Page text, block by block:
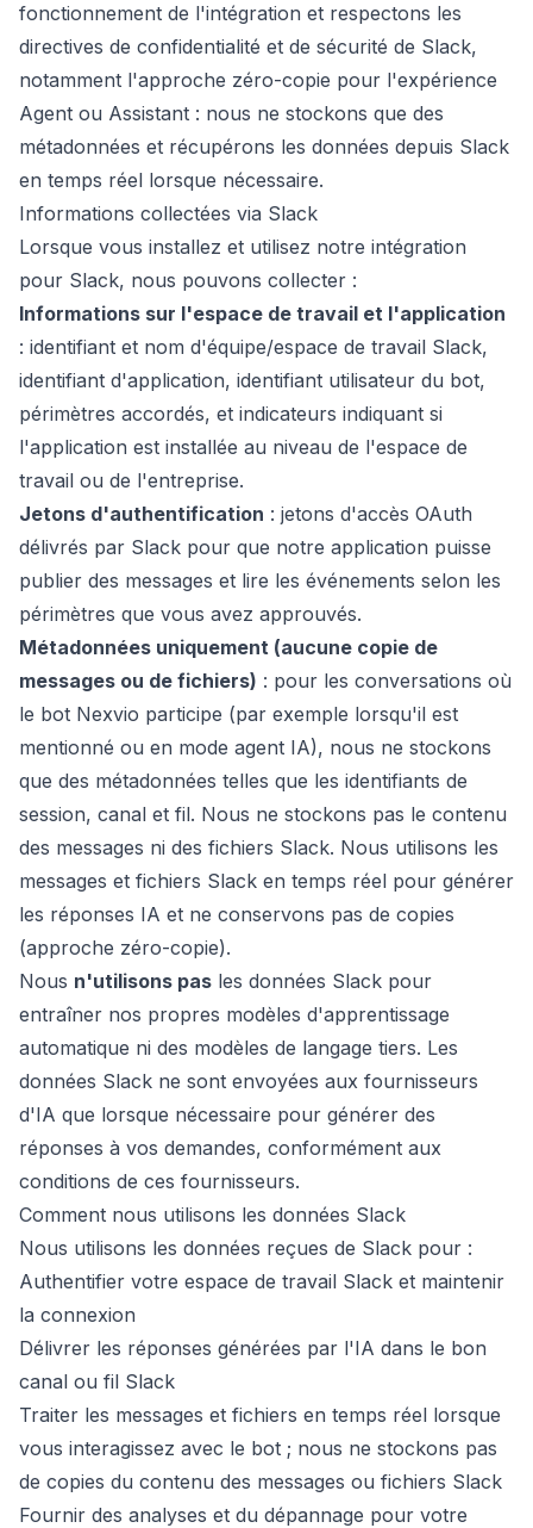
fonctionnement de l'intégration et respectons les
directives de confidentialité et de sécurité de Slack,
notamment l'approche zéro-copie pour l'expérience
Agent ou Assistant : nous ne stockons que des
métadonnées et récupérons les données depuis Slack
en temps réel lorsque nécessaire.
Informations collectées via Slack
Lorsque vous installez et utilisez notre intégration
pour Slack, nous pouvons collecter :
Informations sur l'espace de travail et l'application
: identifiant et nom d'équipe/espace de travail Slack,
identifiant d'application, identifiant utilisateur du bot,
périmètres accordés, et indicateurs indiquant si
l'application est installée au niveau de l'espace de
travail ou de l'entreprise.
Jetons d'authentification : jetons d'accès OAuth
délivrés par Slack pour que notre application puisse
publier des messages et lire les événements selon les
périmètres que vous avez approuvés.
Métadonnées uniquement (aucune copie de
messages ou de fichiers) : pour les conversations où
le bot Nexvio participe (par exemple lorsqu'il est
mentionné ou en mode agent IA), nous ne stockons
que des métadonnées telles que les identifiants de
session, canal et fil. Nous ne stockons pas le contenu
des messages ni des fichiers Slack. Nous utilisons les
messages et fichiers Slack en temps réel pour générer
les réponses IA et ne conservons pas de copies
(approche zéro-copie).
Nous n'utilisons pas les données Slack pour
entraîner nos propres modèles d'apprentissage
automatique ni des modèles de langage tiers. Les
données Slack ne sont envoyées aux fournisseurs
d'IA que lorsque nécessaire pour générer des
réponses à vos demandes, conformément aux
conditions de ces fournisseurs.
Comment nous utilisons les données Slack
Nous utilisons les données reçues de Slack pour :
Authentifier votre espace de travail Slack et maintenir
la connexion
Délivrer les réponses générées par l'IA dans le bon
canal ou fil Slack
Traiter les messages et fichiers en temps réel lorsque
vous interagissez avec le bot ; nous ne stockons pas
de copies du contenu des messages ou fichiers Slack
Fournir des analyses et du dépannage pour votre